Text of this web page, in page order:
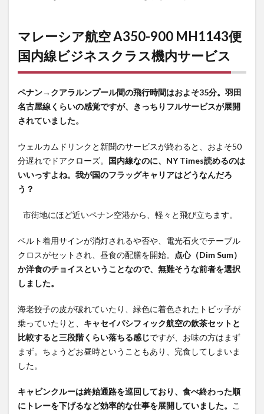
マレーシア航空 A350-900 MH1143便
国内線ビジネスクラス機内サービス
ペナン→クアラルンプール間の飛行時間はおよそ35分。羽田
名古屋線くらいの感覚ですが、きっちりフルサービスが展開
されていました。
ウェルカムドリンクと新聞のサービスが終わると、およそ50
分遅れでドアクローズ。 国内線なのに、NY Times読めるのは
いいっすよね。我が国のフラッグキャリアはどうなんだろ
う？
市街地にほど近いペナン空港から、軽々と飛び立ちます。
ベルト着用サインが消灯されるや否や、電光石火でテーブル
クロスがセットされ、昼食の配膳を開始。
点心（Dim Sum）
か洋食のチョイスということなので、無難そうな前者を選択
しました。
海老餃子の皮が破れていたり、緑色に着色されたトビッ子が
乗っていたりと、 キャセイパシフィック航空の飲茶セットと
比較すると三段階くらい落ちる感じですが、お味の方はまず
まず。ちょうどお昼時ということもあり、完食してしまいま
した。
キャビンクルーは終始通路を巡回しており、食べ終わった順
にトレーを下げるなど効率的な仕事を展開していました。
こ